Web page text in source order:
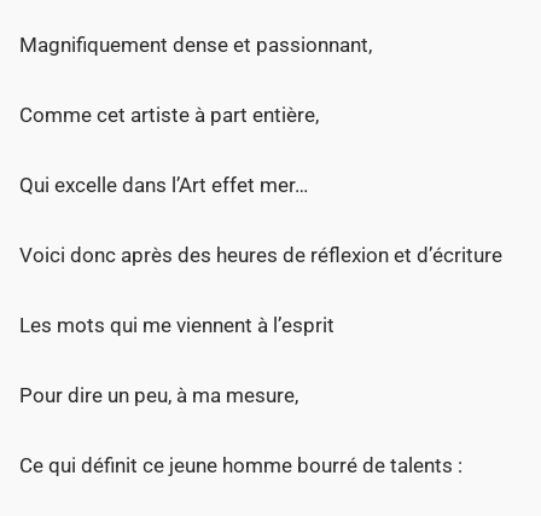
Magnifiquement dense et passionnant,
Comme cet artiste à part entière,
Qui excelle dans l’Art effet mer…
Voici donc après des heures de réflexion et d’écriture
Les mots qui me viennent à l’esprit
Pour dire un peu, à ma mesure,
Ce qui définit ce jeune homme bourré de talents :